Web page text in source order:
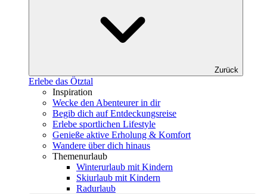
Zurück
Erlebe das Ötztal
Inspiration
Wecke den Abenteurer in dir
Begib dich auf Entdeckungsreise
Erlebe sportlichen Lifestyle
Genieße aktive Erholung & Komfort
Wandere über dich hinaus
Themenurlaub
Winterurlaub mit Kindern
Skiurlaub mit Kindern
Radurlaub